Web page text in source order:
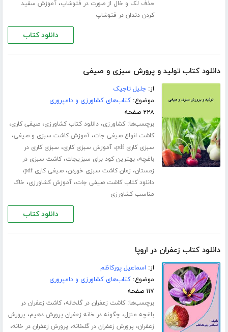
حذف لک و خال از صورت در فتوشاپ،آموزش سفید
کردن دندان در فتوشاپ
دانلود کتاب
دانلود کتاب تولید و پرورش سبزی و صیفی
از:جلیل تاجیک
موضوع:کتاب‌های کشاورزی و دامپروری
۲۲۸ صفحه
برچسب‌ها:کشاورزی،دانلود کتاب کشاورزی،صیفی کاری،
کاشت انواع صیفی جات،آموزش کاشت سبزی و صیفی،
سبزی کاری pdf ،آموزش سبزی کاری، سبزی کاری در
باغچه،بهترین کود برای سبزیجات،کاشت سبزی در
زمستان، زمان کاشت سبزی خوردن،صیفی کاری pdf ،
دانلود کتاب کاشت صیفی جات،آموزش کشاورزی، خاک
مناسب کشاورزی
دانلود کتاب
دانلود کتاب زعفران در اروپا
از: اسماعیل پورکاظم
موضوع:کتاب‌های کشاورزی و دامپروری
۱۱۷ صفحه
برچسب‌ها:کاشت زعفران در گلخانه،کاشت زعفران در
باغچه منزل، چگونه در خانه زعفران پرورش دهیم، پرورش
زعفران، پرورش زعفران در گلخانه، پرورش زعفران در خانه،